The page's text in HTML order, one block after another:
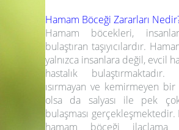
Hamam Böceği Zararları
Hamam böcekleri,
bulaştıran taşıyıcılardır.
yalnızca insanlara değil, evcil
hastalık
ısırmayan ve kemirmeyen
olsa da salyası ile pek çok
bulaşması
hamam böceği ilaçlama